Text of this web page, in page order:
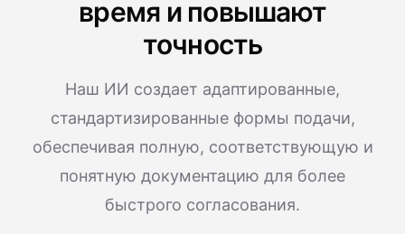
время и повышают
точность
Наш ИИ создает адаптированные,
стандартизированные формы подачи,
обеспечивая полную, соответствующую и
понятную документацию для более
быстрого согласования.